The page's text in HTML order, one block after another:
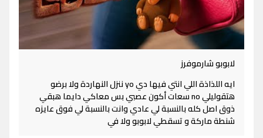
لابوبو شارموفرز
ايه اللذاذة اللي انتي فيها دي yo ننزل النهاردة ولا برضو
هتقوليلي no سعات أكون عصبي بس معاكي دايما هبقي
ذوق اصل كله بالنسبة لي عادي وانت بالنسبة لي فوق عايزه
شنطة ماركة و تسقطي لابوبو ولا في